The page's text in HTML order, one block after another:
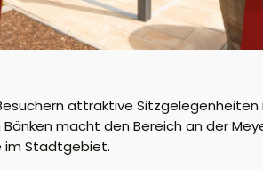
attraktive Sitzgelegenheiten
macht den Bereich an der
im Stadtgebiet.